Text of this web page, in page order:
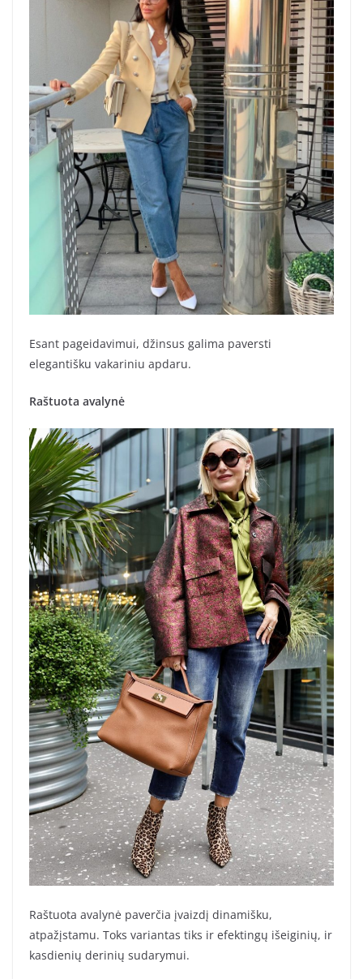
Esant pageidavimui, džinsus galima paversti
elegantišku vakariniu apdaru.
Raštuota avalynė
Raštuota avalynė paverčia įvaizdį dinamišku,
atpažįstamu. Toks variantas tiks ir efektingų išeiginių, ir
kasdienių derinių sudarymui.